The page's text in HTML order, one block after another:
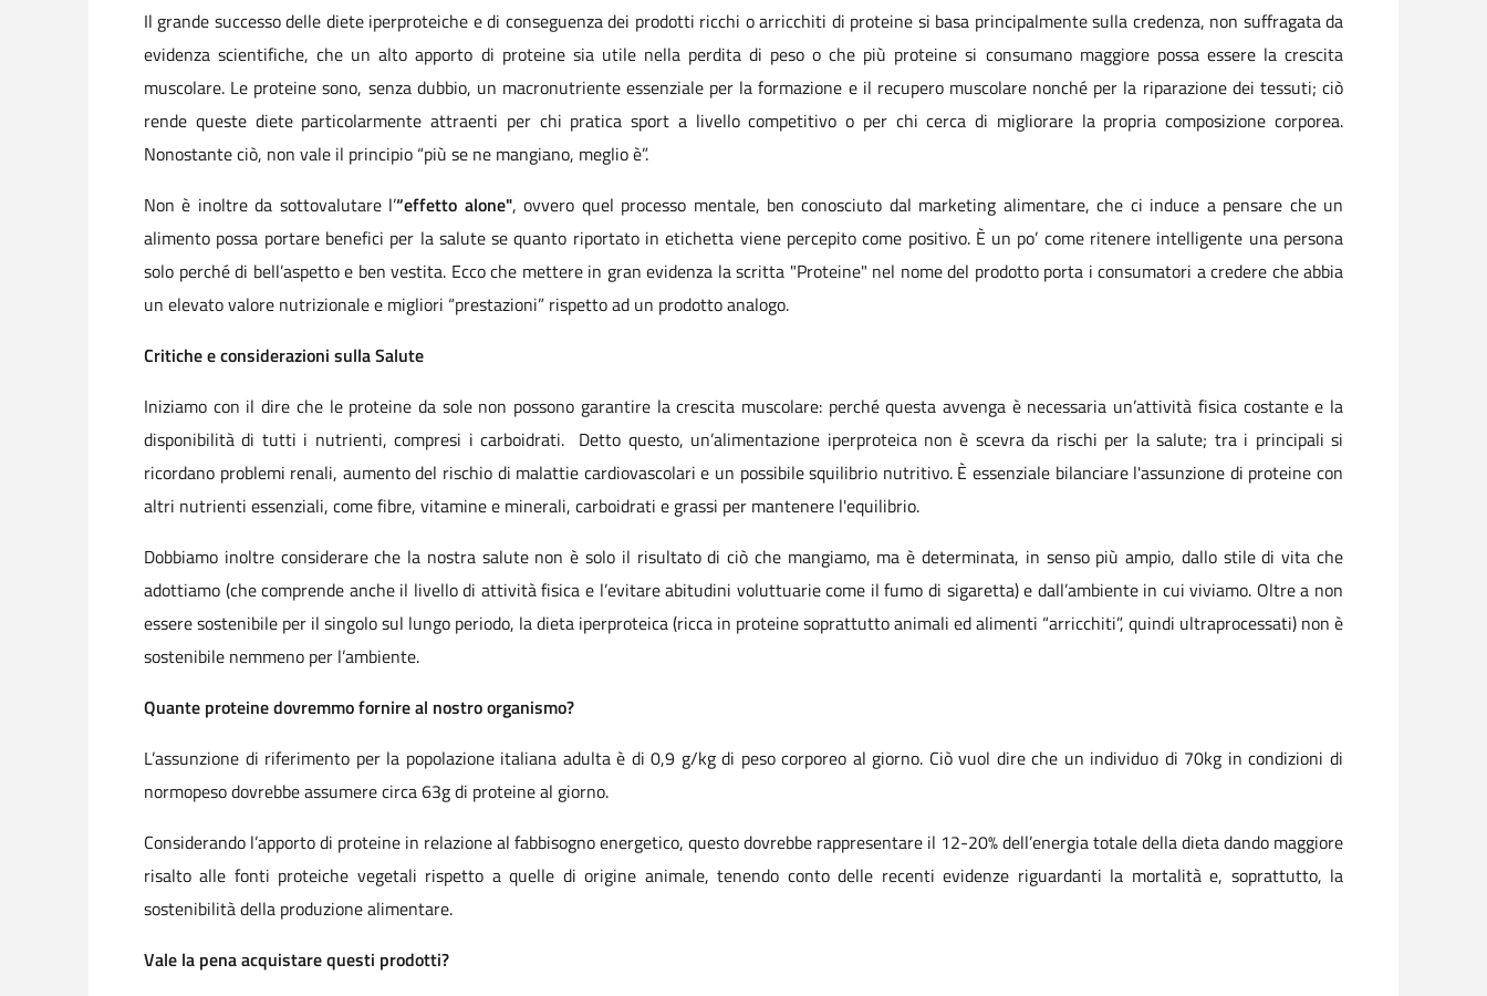
Il grande successo delle diete iperproteiche e di conseguenza dei prodotti ricchi o arricchiti di proteine si basa principalmente sulla credenza, non suffragata da
evidenza scientifiche, che un alto apporto di proteine sia utile nella perdita di peso o che più proteine si consumano maggiore possa essere la crescita
muscolare. Le proteine sono, senza dubbio, un macronutriente essenziale per la formazione e il recupero muscolare nonché per la riparazione dei tessuti; ciò
rende queste diete particolarmente attraenti per chi pratica sport a livello competitivo o per chi cerca di migliorare la propria composizione corporea.
Nonostante ciò, non vale il principio “più se ne mangiano, meglio è”.
Non è inoltre da sottovalutare l’“effetto alone", ovvero quel processo mentale, ben conosciuto dal marketing alimentare, che ci induce a pensare che un
alimento possa portare benefici per la salute se quanto riportato in etichetta viene percepito come positivo. È un po’ come ritenere intelligente una persona
solo perché di bell’aspetto e ben vestita. Ecco che mettere in gran evidenza la scritta "Proteine" nel nome del prodotto porta i consumatori a credere che abbia
un elevato valore nutrizionale e migliori “prestazioni” rispetto ad un prodotto analogo.
Critiche e considerazioni sulla Salute
Iniziamo con il dire che le proteine da sole non possono garantire la crescita muscolare: perché questa avvenga è necessaria un’attività fisica costante e la
disponibilità di tutti i nutrienti, compresi i carboidrati. Detto questo, un’alimentazione iperproteica non è scevra da rischi per la salute; tra i principali si
ricordano problemi renali, aumento del rischio di malattie cardiovascolari e un possibile squilibrio nutritivo. È essenziale bilanciare l'assunzione di proteine con
altri nutrienti essenziali, come fibre, vitamine e minerali, carboidrati e grassi per mantenere l'equilibrio.
Dobbiamo inoltre considerare che la nostra salute non è solo il risultato di ciò che mangiamo, ma è determinata, in senso più ampio, dallo stile di vita che
adottiamo (che comprende anche il livello di attività fisica e l’evitare abitudini voluttuarie come il fumo di sigaretta) e dall’ambiente in cui viviamo. Oltre a non
essere sostenibile per il singolo sul lungo periodo, la dieta iperproteica (ricca in proteine soprattutto animali ed alimenti “arricchiti”, quindi ultraprocessati) non è
sostenibile nemmeno per l’ambiente.
Quante proteine dovremmo fornire al nostro organismo?
L’assunzione di riferimento per la popolazione italiana adulta è di 0,9 g/kg di peso corporeo al giorno. Ciò vuol dire che un individuo di 70kg in condizioni di
normopeso dovrebbe assumere circa 63g di proteine al giorno.
Considerando l’apporto di proteine in relazione al fabbisogno energetico, questo dovrebbe rappresentare il 12-20% dell’energia totale della dieta dando maggiore
risalto alle fonti proteiche vegetali rispetto a quelle di origine animale, tenendo conto delle recenti evidenze riguardanti la mortalità e, soprattutto, la
sostenibilità della produzione alimentare.
Vale la pena acquistare questi prodotti?